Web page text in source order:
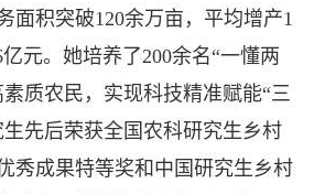
面积突破120余万亩，平均增产1
元。她培养了200余名“一懂两
质农民，实现科技精准赋能“三
先后荣获全国农科研究生乡村
秀成果特等奖和中国研究生乡村